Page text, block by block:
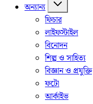
অন্যান্য
ফিচার
লাইফস্টাইল
বিনোদন
শিল্প ও সাহিত্য
বিজ্ঞান ও প্রযুক্তি
ফটো
আর্কাইভ